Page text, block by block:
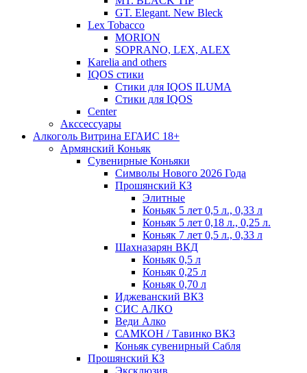
GT. Elegant. New Bleck
Lex Tobacco
MORION
SOPRANO, LEX, ALEX
Karelia and others
IQOS стики
Стики для IQOS ILUMA
Стики для IQOS
Сenter
Акссессуары
Алкоголь Витрина ЕГАИС 18+
Армянский Коньяк
Сувенирные Коньяки
Символы Нового 2026 Года
Прошянский КЗ
Элитные
Коньяк 5 лет 0,5 л., 0,33 л
Коньяк 5 лет 0,18 л., 0,25 л.
Коньяк 7 лет 0,5 л., 0,33 л
Шахназарян ВКД
Коньяк 0,5 л
Коньяк 0,25 л
Коньяк 0,70 л
Иджеванский ВКЗ
СИС АЛКО
Веди Алко
САМКОН / Тавинко ВКЗ
Коньяк сувенирный Сабля
Прошянский КЗ
Эксклюзив